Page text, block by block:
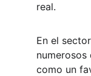
real.
En el
como un